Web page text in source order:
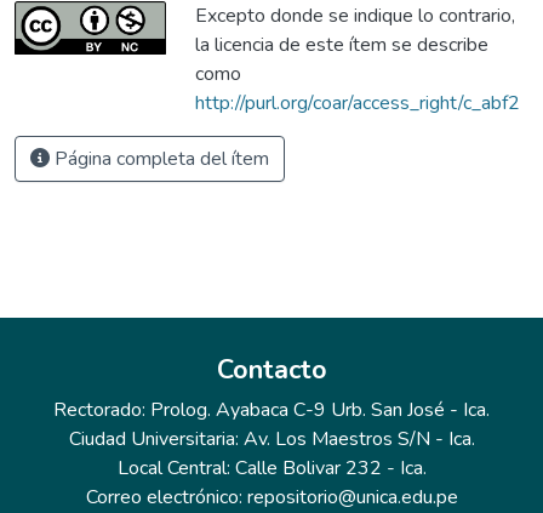
Excepto donde se indique lo contrario,
la licencia de este ítem se describe
como
http://purl.org/coar/access_right/c_abf2
Página completa del ítem
Contacto
Rectorado: Prolog. Ayabaca C-9 Urb. San José - Ica.
Ciudad Universitaria: Av. Los Maestros S/N - Ica.
Local Central: Calle Bolivar 232 - Ica.
Correo electrónico: repositorio@unica.edu.pe